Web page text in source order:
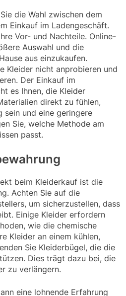
die Wahl zwischen dem
Einkauf im Ladengeschäft.
Vor- und Nachteile. Online-
Auswahl und die
aus einzukaufen.
Kleider nicht anprobieren und
Der Einkauf im
es Ihnen, die Kleider
direkt zu fühlen,
sein und eine geringere
Sie, welche Methode am
passt.
beim Kleiderkauf ist die
Achten Sie auf die
um sicherzustellen, dass
Einige Kleider erfordern
wie die chemische
Kleider an einem kühlen,
Sie Kleiderbügel, die die
Dies trägt dazu bei, die
zu verlängern.
eine lohnende Erfahrung